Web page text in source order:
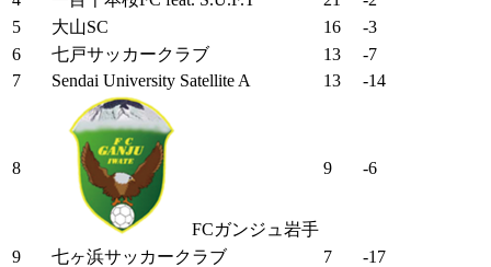
5
大山SC 16
-3
6
七戸サッカークラブ 13
-7
7
Sendai University Satellite A 13 -14
8
FCガンジュ岩手
9 -6
9 七ヶ浜サッカークラブ 7
-17